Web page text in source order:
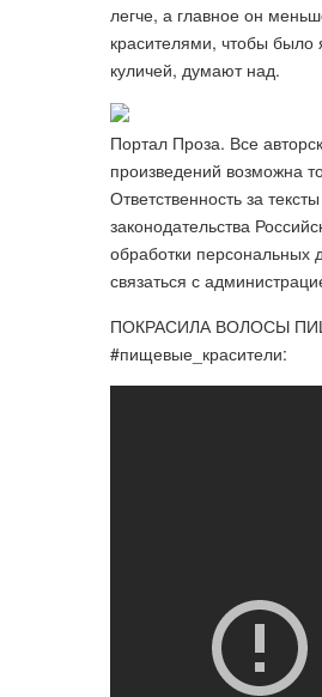
легче, а главное он
красителями, чтобы было
куличей, думают над.
Портал Проза. Все
произведений возможна
Ответственность за
законодательства
обработки
связаться с
ПОКРАСИЛА ВОЛОСЫ
#пищевые_красители: